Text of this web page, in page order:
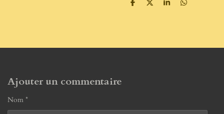
P
e
P
e
P
e
P
e
Ajouter un commentaire
Nom *